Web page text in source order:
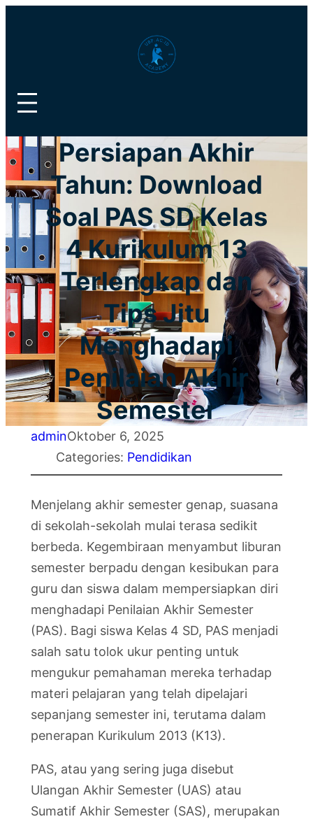
Persiapan Akhir
Tahun: Download
Soal PAS SD Kelas
4 Kurikulum 13
Terlengkap dan
Tips Jitu
Menghadapi
Penilaian Akhir
Semester
adminOktober 6, 2025
Categories: Pendidikan
Menjelang akhir semester genap, suasana
di sekolah-sekolah mulai terasa sedikit
berbeda. Kegembiraan menyambut liburan
semester berpadu dengan kesibukan para
guru dan siswa dalam mempersiapkan diri
menghadapi Penilaian Akhir Semester
(PAS). Bagi siswa Kelas 4 SD, PAS menjadi
salah satu tolok ukur penting untuk
mengukur pemahaman mereka terhadap
materi pelajaran yang telah dipelajari
sepanjang semester ini, terutama dalam
penerapan Kurikulum 2013 (K13).
PAS, atau yang sering juga disebut
Ulangan Akhir Semester (UAS) atau
Sumatif Akhir Semester (SAS), merupakan